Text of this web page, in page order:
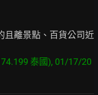
且離景點、百貨公司近
泰國), 01/17/20